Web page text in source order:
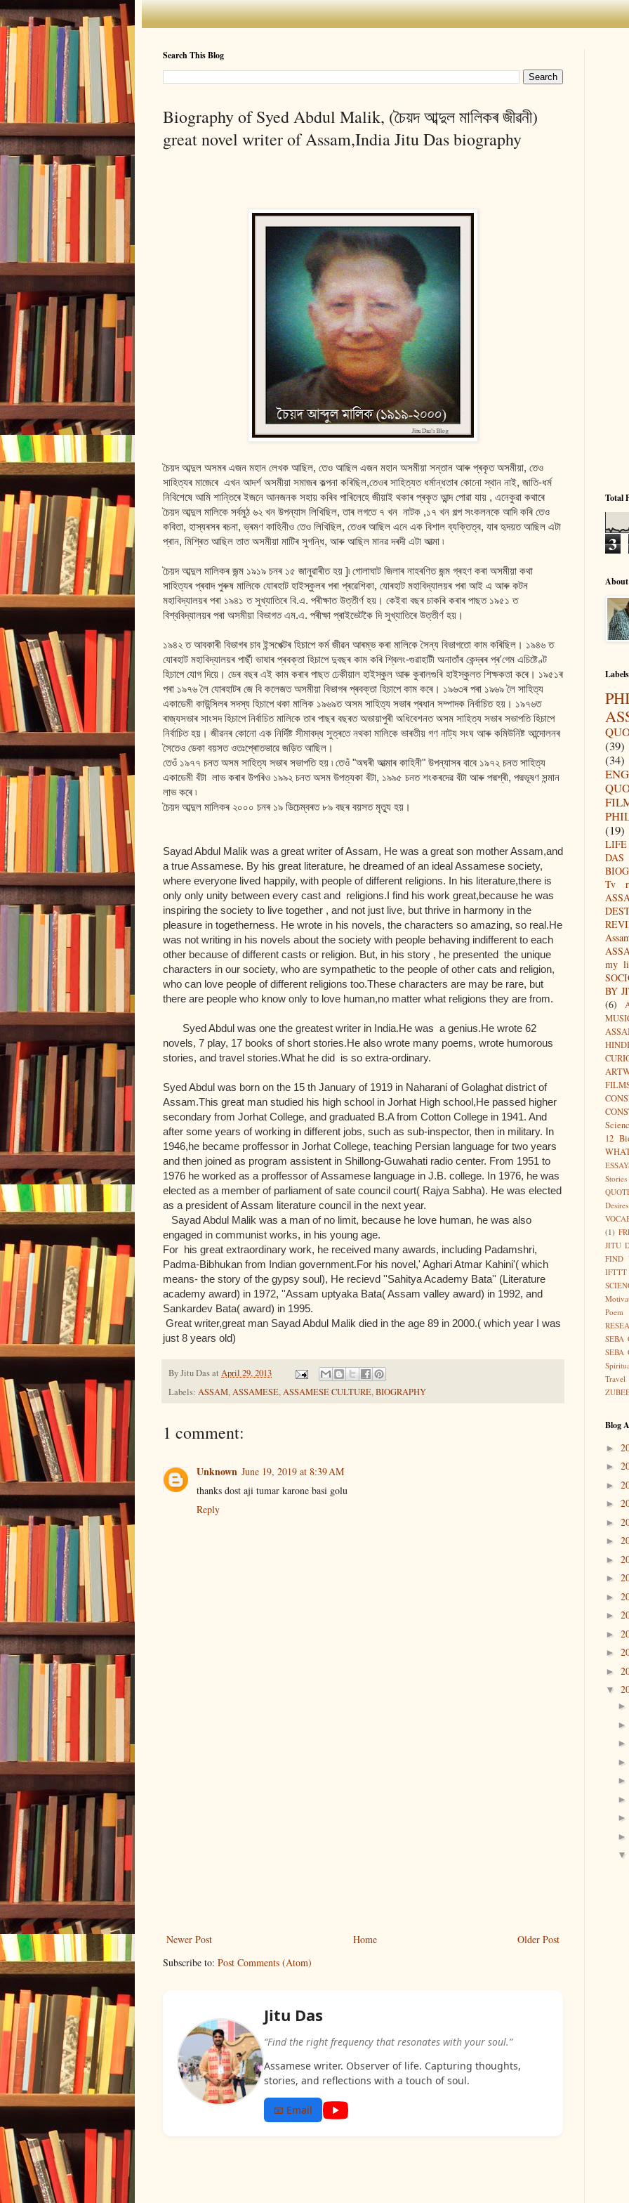
Search This Blog
Biography of Syed Abdul Malik, (চৈয়দ আব্দুল মালিকৰ জীৱনী)
great novel writer of Assam,India Jitu Das biography
চৈয়দ আব্দুল অসমৰ এজন মহান লেখক আছিল, তেও আছিল এজন মহান অসমীয়া সন্তান আৰু প্ৰকৃত অসমীয়া, তেও
সাহিত্যৰ মাজেৰে এখন আদৰ্শ অসমীয়া সমাজৰ কল্পনা কৰিছিল,তেওৰ সাহিত্যত ধৰ্মান্ধতাৰ কোনো স্থান নাই, জাতি-ধৰ্ম
নিবিশেষে আমি শান্তিৰে ইজনে আনজনক সহায় কৰিব পাৰিলেহে জীয়াই থকাৰ প্ৰকৃত আন্ন্দ পোৱা যায় , এনেকুৱা কথাৰে
চৈয়দ আব্দুল মালিকে সৰ্বমুঠ ৬২ খন উপন্যাস লিখিছিল, তাৰ লগতে ৭ খন নাটক ,১৭ খন গল্প সংকলনকে আদি কৰি তেও
কবিতা, হাস্যৰসৰ ৰচনা, ভ্ৰমণ কাহিনীও তেও লিখিছিল, তেওৰ আছিল এনে এক বিশাল ব্যক্তিত্ব, যাৰ হৃদয়ত আছিল এটা
প্ৰান, মিশ্ৰিত আছিল তাত অসমীয়া মাটিৰ সুগন্ধি, আৰু আছিল মানৱ দৰদী এটা আত্মা ৷
চৈয়দ আব্দুল মালিকৰ জন্ম ১৯১৯ চনৰ ১৫ জানুৱাৰীত হয় ]৷ গোলাঘাট জিলাৰ নাহৰণিত জন্ম গ্ৰহণ কৰা অসমীয়া কথা
সাহিত্যৰ প্ৰবাদ পুৰুষ মালিকে যোৰহাট হাইস্কুলৰ পৰা প্ৰৱেশিকা, যোৰহাট মহাবিদ্যালয়ৰ পৰা আই এ আৰু কটন
মহাবিদ্যালয়ৰ পৰা ১৯৪১ ত সুখ্যাতিৰে বি.এ. পৰীক্ষাত উত্তীৰ্ণ হয়। কেইবা বছৰ চাকৰি কৰাৰ পাছত ১৯৫১ ত
বিশ্ববিদ্যালয়ৰ পৰা অসমীয়া বিভাগত এম.এ. পৰীক্ষা প্ৰাইভেটকৈ দি সুখ্যাতিৰে উত্তীৰ্ণ হয়।
১৯৪২ ত আবকাৰী বিভাগৰ চাব ইন্সপেক্টৰ হিচাপে কৰ্ম জীৱন আৰম্ভ কৰা মালিকে সৈন্য বিভাগতো কাম কৰিছিল। ১৯৪৬ ত
যোৰহাট মহাবিদ্যালয়ৰ পাৰ্ছী ভাষাৰ প্ৰবক্তা হিচাপে দুবছৰ কাম কৰি শ্বিলং-গুৱাহাটী অনাতাঁৰ কেন্দ্ৰৰ প্ৰ'গেম এচিষ্টেণ্ট
হিচাপে যোগ দিয়ে। ডেৰ বছৰ এই কাম কৰাৰ পাছত ঢেকীয়াল হাইস্কুল আৰু কুৰালগুৰি হাইস্কুলত শিক্ষকতা কৰে। ১৯৫১ৰ
পৰা ১৯৭৬ লৈ যোৰহাটৰ জে বি কলেজত অসমীয়া বিভাগৰ প্ৰবক্তা হিচাপে কাম কৰে। ১৯৬৩ৰ পৰা ১৯৬৯ লৈ সাহিত্য
একাডেমী কাউন্সিলৰ সদস্য হিচাপে থকা মালিক ১৯৬৯ত অসম সাহিত্য সভাৰ প্ৰধান সম্পাদক নিৰ্বাচিত হয়। ১৯৭৬ত
ৰাজ্যসভাৰ সাংসদ হিচাপে নিৰ্বাচিত মালিকে তাৰ পাছৰ বছৰত অভায়াপুৰী অধিবেশনত অসম সাহিত্য সভাৰ সভাপতি হিচাপে
নিৰ্বাচিত হয়। জীৱনৰ কোনো এক নিৰ্দিষ্ট সীমাবদ্ধ সুত্ৰতে নথকা মালিকে ভাৰতীয় গণ নাট্য সংঘ আৰু কমিউনিষ্ট আন্দোলনৰ
সৈতেও ডেকা বয়সত ওতঃপ্ৰোতভাৱে জড়িত আছিল।
তেওঁ ১৯৭৭ চনত অসম সাহিত্য সভাৰ সভাপতি হয় ৷ তেওঁ "অঘৰী আত্মাৰ কাহিনী" উপন্যাসৰ বাবে ১৯৭২ চনত সাহিত্য
একাডেমী বঁটা লাভ কৰাৰ উপৰিও ১৯৯২ চনত অসম উপত্যকা বঁটা, ১৯৯৫ চনত শংকৰদেৱ বঁটা আৰু পদ্মশ্ৰী, পদ্মভূষণ সন্মান
লাভ কৰে ৷
চৈয়দ আব্দুল মালিকৰ ২০০০ চনৰ ১৯ ডিচেম্বৰত ৮৯ বছৰ বয়সত মৃত্যু হয়।
Sayad Abdul Malik was a great writer of Assam, He was a great son mother Assam,and
a true Assamese. By his great literature, he dreamed of an ideal Assamese society,
where everyone lived happily, with people of different religions. In his literature,there is
only only unity between every cast and religions.I find his work great,because he was
inspiring the society to live together , and not just live, but thrive in harmony in the
pleasure in togetherness. He wrote in his novels, the characters so amazing, so real.He
was not writing in his novels about the society with people behaving indifferent to each
other because of different casts or religion. But, in his story , he presented the unique
characters in our society, who are sympathetic to the people of other cats and religion,
who can love people of different religions too.These characters are may be rare, but
there are people who know only to love human,no matter what religions they are from.
Syed Abdul was one the greatest writer in India.He was a genius.He wrote 62
novels, 7 play, 17 books of short stories.He also wrote many poems, wrote humorous
stories, and travel stories.What he did is so extra-ordinary.
Syed Abdul was born on the 15 th January of 1919 in Naharani of Golaghat district of
Assam.This great man studied his high school in Jorhat High school,He passed higher
secondary from Jorhat College, and graduated B.A from Cotton College in 1941. And
after some years of working in different jobs, such as sub-inspector, then in military. In
1946,he became proffessor in Jorhat College, teaching Persian language for two years
and then joined as program assistent in Shillong-Guwahati radio center. From 1951 to
1976 he worked as a proffessor of Assamese language in J.B. college. In 1976, he was
elected as a member of parliament of sate council court( Rajya Sabha). He was elected
as a president of Assam literature council in the next year.
Sayad Abdul Malik was a man of no limit, because he love human, he was also
engaged in communist works, in his young age.
For his great extraordinary work, he received many awards, including Padamshri,
Padma-Bibhukan from Indian government.For his novel,' Aghari Atmar Kahini'( which
means- the story of the gypsy soul), He recievd ''Sahitya Academy Bata'' (Literature
academy award) in 1972, ''Assam uptyaka Bata( Assam valley award) in 1992, and
Sankardev Bata( award) in 1995.
Great writer,great man Sayad Abdul Malik died in the age 89 in 2000.( which year I was
just 8 years old)
ByJitu Dasat April 29, 2013
Labels: ASSAM,ASSAMESE,ASSAMESE CULTURE,BIOGRAPHY
1 comment:
Unknown June 19, 2019 at 8:39 AM
thanks dost aji tumar karone basi golu
Reply
Newer Post Older Post
Home
Subscribe to: Post Comments (Atom)
Jitu Das
“Find the right frequency that resonates with your soul.”
Assamese writer. Observer of life. Capturing thoughts,
stories, and reflections with a touch of soul.
📧 Email
Total
3
Labels
(39)
(34)
(19)
LIFE
DAS
Tv
my
BY
(6)
HINDI
12
Stories
Desires
(1)
JITU
FIND
IFTTT
Poem
SEBA
SEBA
Travel
Blog
►
►
►
►
►
►
►
►
►
►
►
►
►
▼
►
►
►
►
►
►
►
►
▼